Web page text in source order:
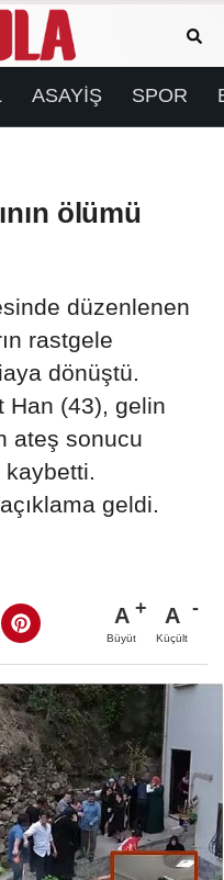
ASAYİŞ SPOR
ölümü
düzenlenen
rastgele
dönüştü.
Han (43), gelin
ateş sonucu
kaybetti.
geldi.
A
Büyüt
A
Küçült